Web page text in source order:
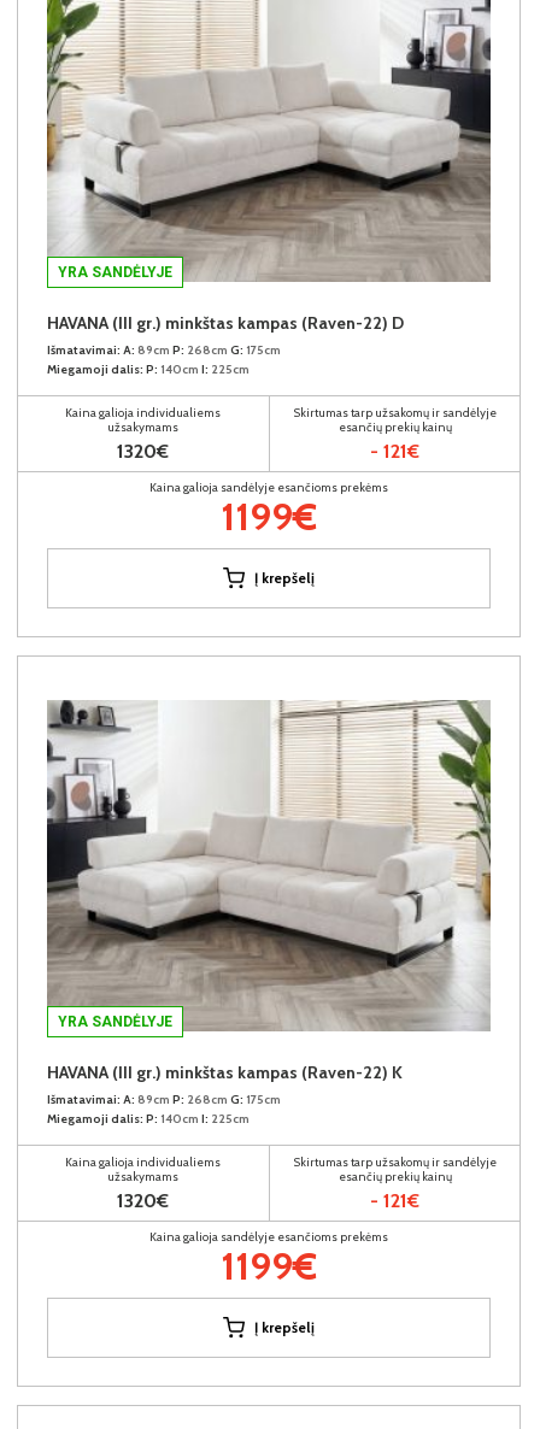
YRA SANDĖLYJE
HAVANA (III gr.) minkštas kampas (Raven-22) D
Išmatavimai: A: 89cm P: 268cm G: 175cm
Miegamoji dalis: P: 140cm I: 225cm
Kaina galioja individualiems
užsakymams
1320€
Skirtumas tarp užsakomų ir sandėlyje
esančių prekių kainų
- 121€
Kaina galioja sandėlyje esančioms prekėms
1199€
Į krepšelį
YRA SANDĖLYJE
HAVANA (III gr.) minkštas kampas (Raven-22) K
Išmatavimai: A: 89cm P: 268cm G: 175cm
Miegamoji dalis: P: 140cm I: 225cm
Kaina galioja individualiems
užsakymams
1320€
Skirtumas tarp užsakomų ir sandėlyje
esančių prekių kainų
- 121€
Kaina galioja sandėlyje esančioms prekėms
1199€
Į krepšelį